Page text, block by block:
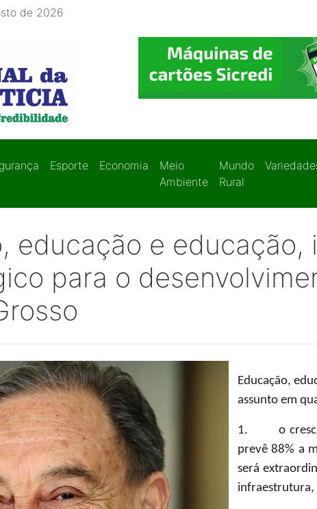
de 2026
Esporte Economia
Meio
Ambiente
Mundo
Rural
educação e educação,
para o
Educação,
assunto em
1. o
prevê 88% a
será
infraestrutura,